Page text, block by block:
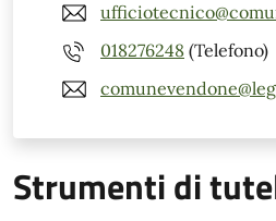
018276248 (Telefono)
Strumenti di